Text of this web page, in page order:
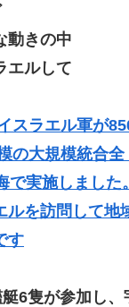
動きの中
エルして
スラエル軍が
の大規模統合
実施しまし
を訪問して
す
6隻が参加し